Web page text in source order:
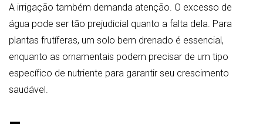
A irrigação também demanda atenção. O excesso de
água pode ser tão prejudicial quanto a falta dela. Para
plantas frutíferas, um solo bem drenado é essencial,
enquanto as ornamentais podem precisar de um tipo
específico de nutriente para garantir seu crescimento
saudável.